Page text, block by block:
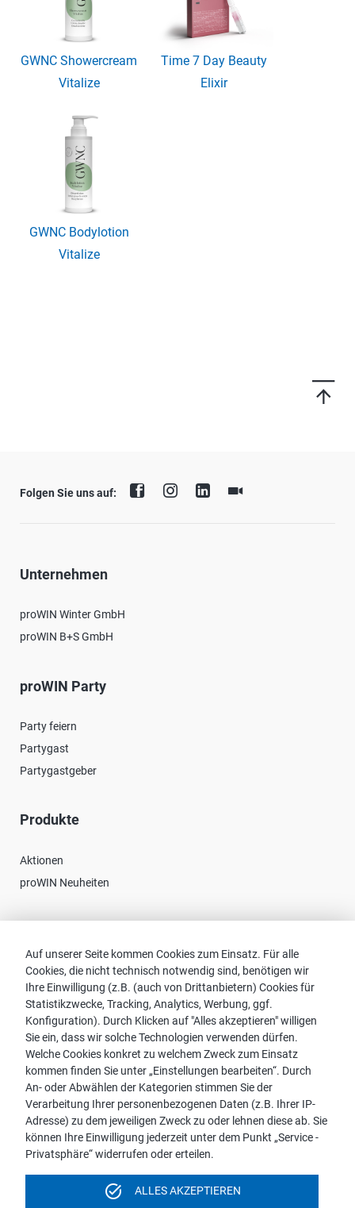
GWNC Showercream
Vitalize
Time 7 Day Beauty
Elixir
GWNC Bodylotion
Vitalize
Auf unserer Seite kommen Cookies zum Einsatz. Für alle
Cookies, die nicht technisch notwendig sind, benötigen wir
Ihre Einwilligung (z.B. (auch von Drittanbietern) Cookies für
Statistikzwecke, Tracking, Analytics, Werbung, ggf.
Konfiguration). Durch Klicken auf "Alles akzeptieren" willigen
Sie ein, dass wir solche Technologien verwenden dürfen.
Welche Cookies konkret zu welchem Zweck zum Einsatz
kommen finden Sie unter „Einstellungen bearbeiten“. Durch
An- oder Abwählen der Kategorien stimmen Sie der
Verarbeitung Ihrer personenbezogenen Daten (z.B. Ihrer IP-
Adresse) zu dem jeweiligen Zweck zu oder lehnen diese ab. Sie
können Ihre Einwilligung jederzeit unter dem Punkt „Service -
Privatsphäre“ widerrufen oder erteilen.
task_alt ALLES AKZEPTIEREN
Folgen Sie uns auf:
Unternehmen
proWIN Winter GmbH
proWIN B+S GmbH
proWIN Party
Party feiern
Partygast
Partygastgeber
Produkte
Aktionen
proWIN Neuheiten
Vertriebspartnersuche
Kontakt zu proWIN
Service-FAQ
Hinweis:
Aus Gründen der leichteren Lesbarkeit wird die männliche
Sprachform bei personenbezogenen Substantiven und
Pronomen verwendet. Dies impliziert jedoch keine
Benachteiligung, sondern soll im Sinne der sprachlichen
Vereinfachung als geschlechtsneutral zu verstehen sein.